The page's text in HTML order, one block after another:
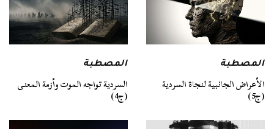
المصطبة
الأعراض الجانبية لنجاة السردية
(ج5)
المصطبة
السردية تواجه الموت وأزمة المعنى
(ج4)